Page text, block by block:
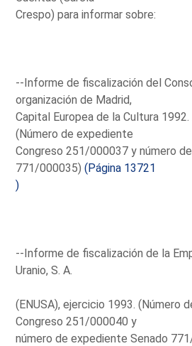
Crespo) para informar sobre:
--Informe de fiscalización del
organización de Madrid,
Capital Europea de la Cultura
(Número de expediente
Congreso 251/000037 y número
771/000035)(Página 13721
)
--Informe de fiscalización de la
Uranio, S. A.
(ENUSA), ejercicio 1993. (Número
Congreso 251/000040 y
número de expediente Senado